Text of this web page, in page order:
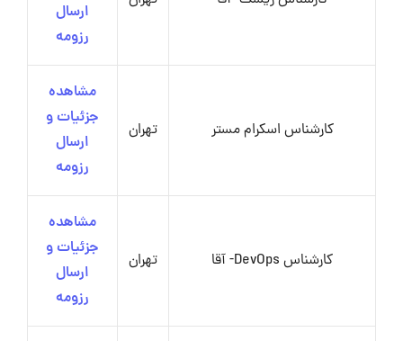
ارسال
رزومه
کارشناس اسکرام مستر تهران
مشاهده
جزئیات و
ارسال
رزومه
کارشناس DevOps- آقا تهران
مشاهده
جزئیات و
ارسال
رزومه